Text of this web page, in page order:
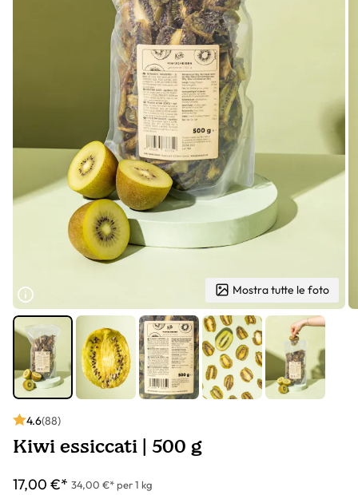
Mostra tutte le foto
4.6(88)
Kiwi essiccati | 500 g
17,00 €* 34,00 €* per 1 kg